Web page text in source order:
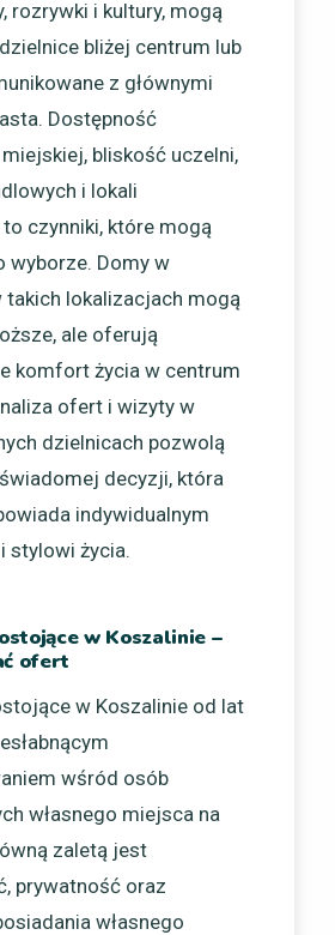
rozrywki i kultury, mogą
bliżej centrum lub
z głównymi
Dostępność
bliskość uczelni,
i lokali
to czynniki, które mogą
wyborze. Domy w
takich lokalizacjach mogą
ale oferują
komfort życia w centrum
ofert i wizyty w
dzielnicach pozwolą
decyzji, która
indywidualnym
stylowi życia.
w Koszalinie –
ofert
w Koszalinie od lat
wśród osób
własnego miejsca na
zaletą jest
prywatność oraz
własnego